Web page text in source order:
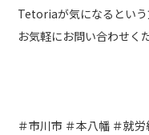
Tetoriaが気になるとい
お気軽にお問い合わせく
＃市川市 ＃本八幡 ＃就